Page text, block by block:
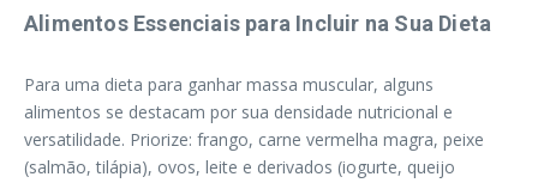
Alimentos Essenciais para Incluir na Sua Dieta
Para uma dieta para ganhar massa muscular, alguns
alimentos se destacam por sua densidade nutricional e
versatilidade. Priorize: frango, carne vermelha magra, peixe
(salmão, tilápia), ovos, leite e derivados (iogurte, queijo